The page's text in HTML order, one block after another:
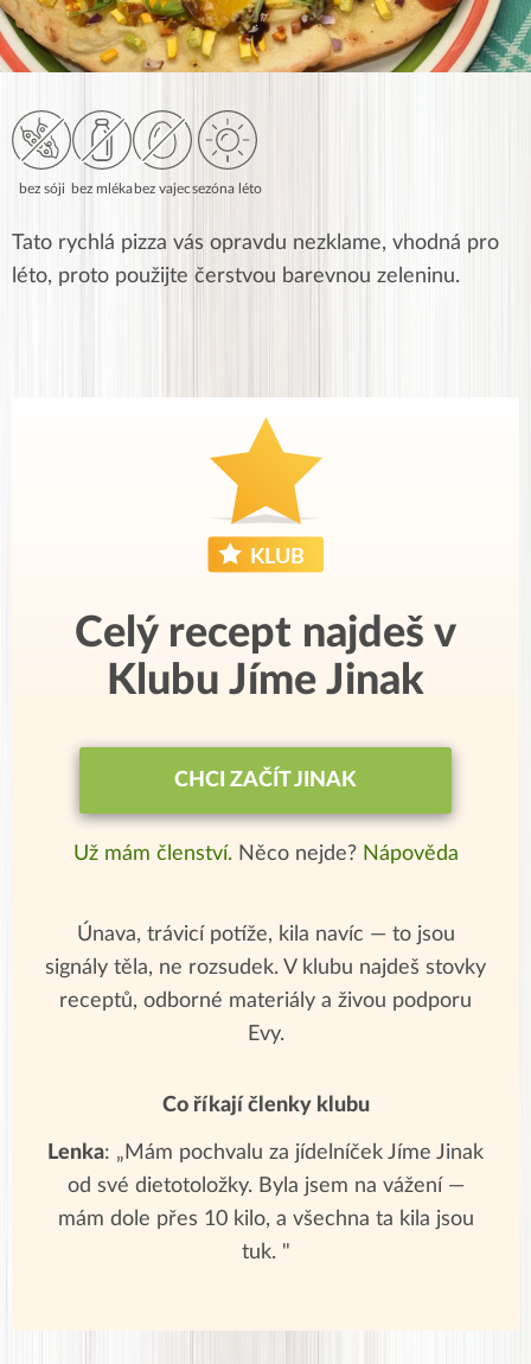
bez sóji bez mlékabez vajecsezóna léto
Tato rychlá pizza vás opravdu nezklame, vhodná pro
léto, proto použijte čerstvou barevnou zeleninu.
Celý recept najdeš v
Klubu Jíme Jinak
CHCI ZAČÍT JINAK
Už mám členství. Něco nejde? Nápověda
Únava, trávicí potíže, kila navíc — to jsou
signály těla, ne rozsudek. V klubu najdeš stovky
receptů, odborné materiály a živou podporu
Evy.
Co říkají členky klubu
Lenka: „Mám pochvalu za jídelníček Jíme Jinak
od své dietotoložky. Byla jsem na vážení —
mám dole přes 10 kilo, a všechna ta kila jsou
tuk. "